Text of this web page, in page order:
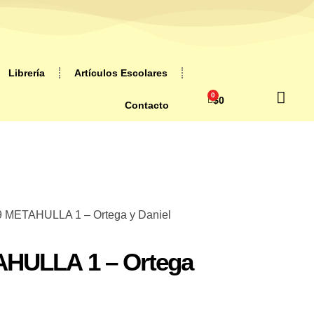
Librería Artículos Escolares
Contacto $0
0
METAHULLA 1 – Ortega y Daniel
1 – Ortega